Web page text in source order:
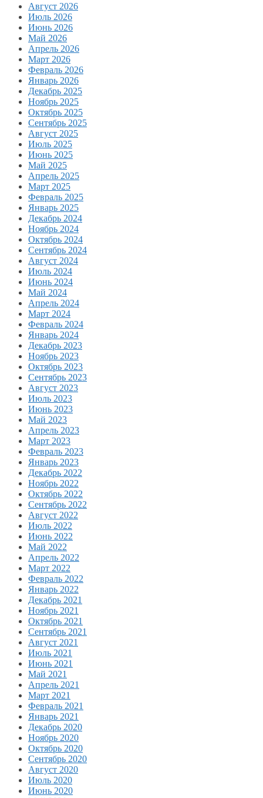
Август 2026
Июль 2026
Июнь 2026
Май 2026
Апрель 2026
Март 2026
Февраль 2026
Январь 2026
Декабрь 2025
Ноябрь 2025
Октябрь 2025
Сентябрь 2025
Август 2025
Июль 2025
Июнь 2025
Май 2025
Апрель 2025
Март 2025
Февраль 2025
Январь 2025
Декабрь 2024
Ноябрь 2024
Октябрь 2024
Сентябрь 2024
Август 2024
Июль 2024
Июнь 2024
Май 2024
Апрель 2024
Март 2024
Февраль 2024
Январь 2024
Декабрь 2023
Ноябрь 2023
Октябрь 2023
Сентябрь 2023
Август 2023
Июль 2023
Июнь 2023
Май 2023
Апрель 2023
Март 2023
Февраль 2023
Январь 2023
Декабрь 2022
Ноябрь 2022
Октябрь 2022
Сентябрь 2022
Август 2022
Июль 2022
Июнь 2022
Май 2022
Апрель 2022
Март 2022
Февраль 2022
Январь 2022
Декабрь 2021
Ноябрь 2021
Октябрь 2021
Сентябрь 2021
Август 2021
Июль 2021
Июнь 2021
Май 2021
Апрель 2021
Март 2021
Февраль 2021
Январь 2021
Декабрь 2020
Ноябрь 2020
Октябрь 2020
Сентябрь 2020
Август 2020
Июль 2020
Июнь 2020